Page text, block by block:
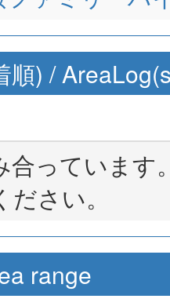
順) /
合っていま
さい。
range